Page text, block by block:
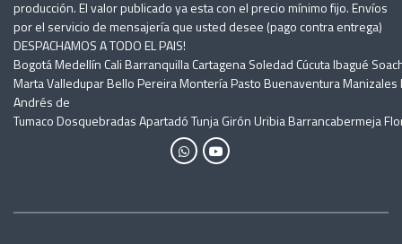
producción. El valor publicado ya esta con el precio mínimo fijo. Envíos
por el servicio de mensajería que usted desee (pago contra entrega)
DESPACHAMOS A TODO EL PAIS!
Bogotá Medellín Cali Barranquilla Cartagena Soledad Cúcuta Ibagué
Marta Valledupar Bello Pereira Montería Pasto Buenaventura
Andrés de
Tumaco Dosquebradas Apartadó Tunja Girón Uribia Barrancabermeja